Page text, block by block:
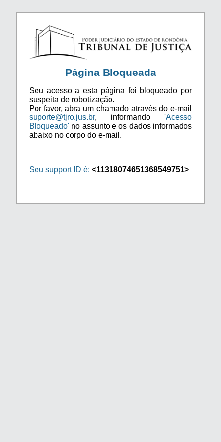
Página Bloqueada
Seu acesso a esta página foi bloqueado por
suspeita de robotização.
Por favor, abra um chamado através do e-mail
suporte@tjro.jus.br, informando 'Acesso
Bloqueado' no assunto e os dados informados
abaixo no corpo do e-mail.
Seu support ID é: <11318074651368549751>